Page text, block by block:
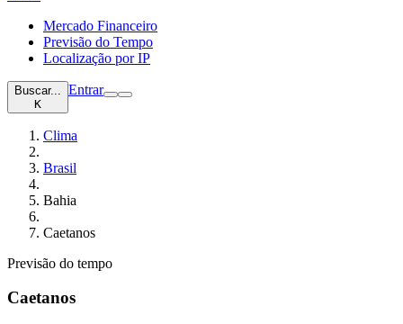
Mercado Financeiro
Previsão do Tempo
Localização por IP
Buscar...
K
Entrar
Clima
Brasil
Bahia
Caetanos
Previsão do tempo
Caetanos